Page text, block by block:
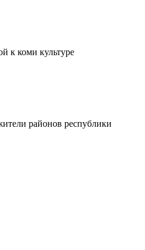
к коми культуре
районов республики